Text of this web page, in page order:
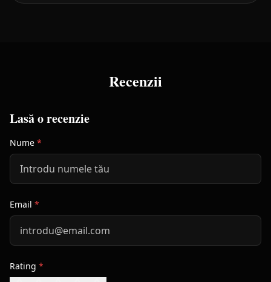
Recenzii
Lasă o recenzie
Nume *
Email *
Rating *